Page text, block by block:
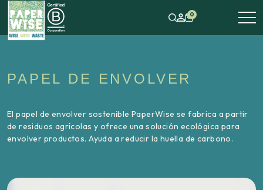
0
PAPEL DE ENVOLVER
El papel de envolver sostenible PaperWise se fabrica a partir
de residuos agrícolas y ofrece una solución ecológica para
envolver productos. Ayuda a reducir la huella de carbono.